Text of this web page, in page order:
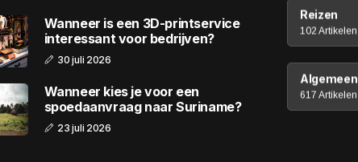
Wanneer is een 3D-printservice
interessant voor bedrijven?
30 juli 2026
Wanneer kies je voor een
spoedaanvraag naar Suriname?
23 juli 2026
Reizen
102 Artikelen
Algemeen
617 Artikelen